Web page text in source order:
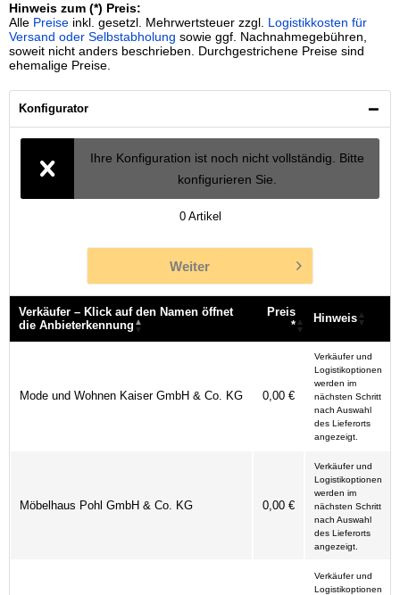
Hinweis zum (*) Preis:
Alle Preise inkl. gesetzl. Mehrwertsteuer zzgl. Logistikkosten für
Versand oder Selbstabholung sowie ggf. Nachnahmegebühren,
soweit nicht anders beschrieben. Durchgestrichene Preise sind
ehemalige Preise.
Konfigurator
Ihre Konfiguration ist noch nicht vollständig. Bitte
konfigurieren Sie.
0 Artikel
Weiter
Verkäufer – Klick auf den Namen öffnet
die Anbieterkennung
Preis
*
Hinweis
Mode und Wohnen Kaiser GmbH & Co. KG 0,00 €
Verkäufer und
Logistikoptionen
werden im
nächsten Schritt
nach Auswahl
des Lieferorts
angezeigt.
Möbelhaus Pohl GmbH & Co. KG 0,00 €
Verkäufer und
Logistikoptionen
werden im
nächsten Schritt
nach Auswahl
des Lieferorts
angezeigt.
Verkäufer und
Logistikoptionen